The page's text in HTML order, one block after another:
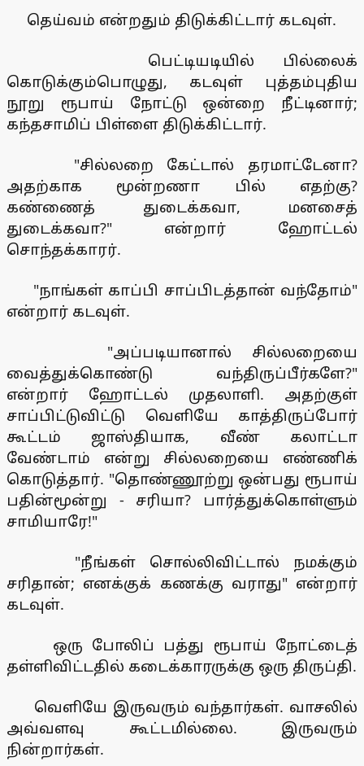
தெய்வம் என்றதும் திடுக்கிட்டார் கடவுள்.
பெட்டியடியில் பில்லைக்
கொடுக்கும்பொழுது, கடவுள் புத்தம்புதிய
நூறு ரூபாய் நோட்டு ஒன்றை நீட்டினார்;
கந்தசாமிப் பிள்ளை திடுக்கிட்டார்.
"சில்லறை கேட்டால் தரமாட்டேனா?
அதற்காக மூன்றணா பில் எதற்கு?
கண்ணைத் துடைக்கவா, மனசைத்
துடைக்கவா?" என்றார் ஹோட்டல்
சொந்தக்காரர்.
"நாங்கள் காப்பி சாப்பிடத்தான் வந்தோம்"
என்றார் கடவுள்.
"அப்படியானால் சில்லறையை
வைத்துக்கொண்டு வந்திருப்பீர்களே?"
என்றார் ஹோட்டல் முதலாளி. அதற்குள்
சாப்பிட்டுவிட்டு வெளியே காத்திருப்போர்
கூட்டம் ஜாஸ்தியாக, வீண் கலாட்டா
வேண்டாம் என்று சில்லறையை எண்ணிக்
கொடுத்தார். "தொண்ணூற்று ஒன்பது ரூபாய்
பதின்மூன்று - சரியா? பார்த்துக்கொள்ளும்
சாமியாரே!"
"நீங்கள் சொல்லிவிட்டால் நமக்கும்
சரிதான்; எனக்குக் கணக்கு வராது" என்றார்
கடவுள்.
ஒரு போலிப் பத்து ரூபாய் நோட்டைத்
தள்ளிவிட்டதில் கடைக்காரருக்கு ஒரு திருப்தி.
வெளியே இருவரும் வந்தார்கள். வாசலில்
அவ்வளவு கூட்டமில்லை. இருவரும்
நின்றார்கள்.